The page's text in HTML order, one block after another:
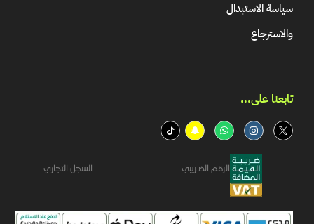
سياسة الاستبدال
والاسترجاع
تابعنا على...​
الرقم الضريبي السجل التجاري